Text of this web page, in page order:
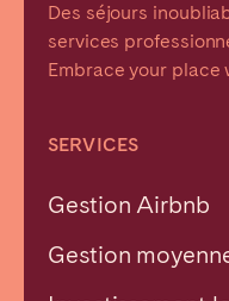
Des séjours
services
Embrace your place
SERVICES
Gestion Airbnb
Gestion